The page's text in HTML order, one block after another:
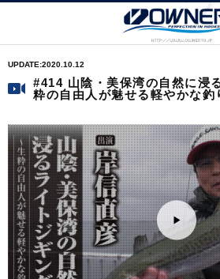
2020.10.12
#414 山陰・美保湾の自然に浸
粋の自由人が魅せる軽やかな釣